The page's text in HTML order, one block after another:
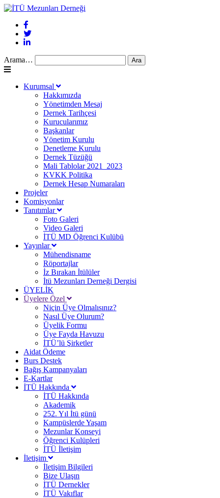
Arama…
Kurumsal
Hakkımızda
Yönetimden Mesaj
Dernek Tarihçesi
Kurucularımız
Başkanlar
Yönetim Kurulu
Denetleme Kurulu
Dernek Tüzüğü
Mali Tablolar 2021_2023
KVKK Politika
Dernek Hesap Numaraları
Projeler
Komisyonlar
Tanıtımlar
Foto Galeri
Video Galeri
İTÜ MD Öğrenci Kulübü
Yayınlar
Mühendisname
Röportajlar
İz Bırakan İtülüler
İtü Mezunları Derneği Dergisi
ÜYELİK
Üyelere Özel
Niçin Üye Olmalısınız?
Nasıl Üye Olurum?
Üyelik Formu
Üye Fayda Havuzu
İTÜ’lü Şirketler
Aidat Ödeme
Burs Destek
Bağış Kampanyaları
E-Kartlar
İTÜ Hakkında
İTÜ Hakkında
Akademik
252. Yıl İtü günü
Kampüslerde Yaşam
Mezunlar Konseyi
Öğrenci Kulüpleri
İTÜ İletişim
İletişim
İletişim Bilgileri
Bize Ulaşın
İTÜ Dernekler
İTÜ Vakıflar